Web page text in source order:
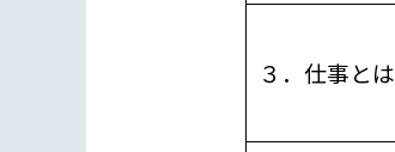
３．仕事とは